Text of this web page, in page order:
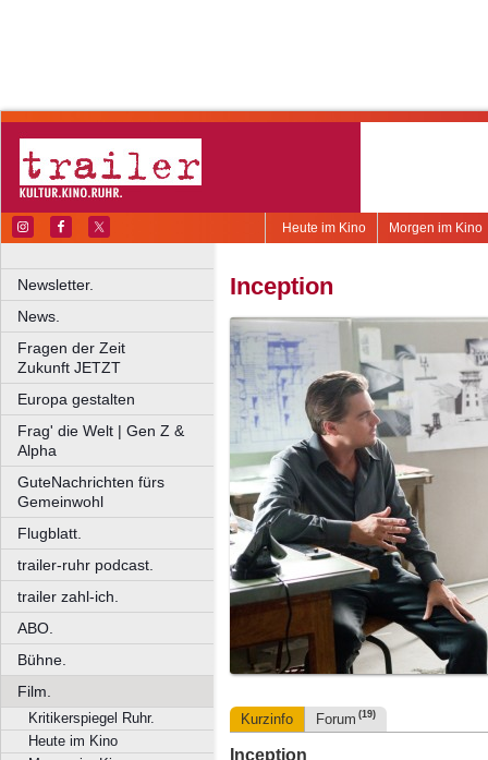
Morgen im Kino
Heute im Kino
Newsletter.
News.
Fragen der Zeit
Zukunft JETZT
Europa gestalten
Frag' die Welt | Gen Z &
Alpha
GuteNachrichten fürs
Gemeinwohl
Flugblatt.
trailer-ruhr podcast.
trailer zahl-ich.
ABO.
Bühne.
Film.
Kritikerspiegel Ruhr.
Heute im Kino
Inception
Kurzinfo Forum (19)
Inception